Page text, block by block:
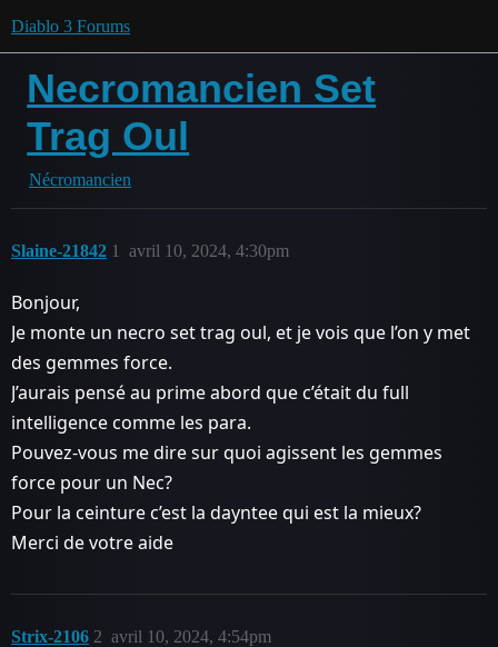
Diablo 3 Forums
Necromancien Set
Trag Oul
Nécromancien
Slaine-21842 avril 10, 2024, 4:30pm
1
Bonjour,
Je monte un necro set trag oul, et je vois que l’on y met
des gemmes force.
J’aurais pensé au prime abord que c’était du full
intelligence comme les para.
Pouvez-vous me dire sur quoi agissent les gemmes
force pour un Nec?
Pour la ceinture c’est la dayntee qui est la mieux?
Merci de votre aide
Strix-2106 avril 10, 2024, 4:54pm
2